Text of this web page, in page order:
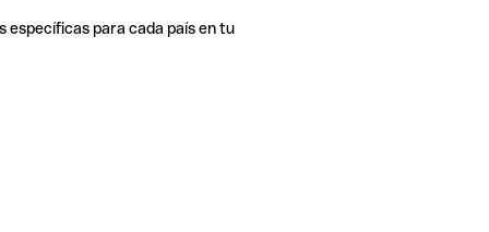
específicas para cada país en tu